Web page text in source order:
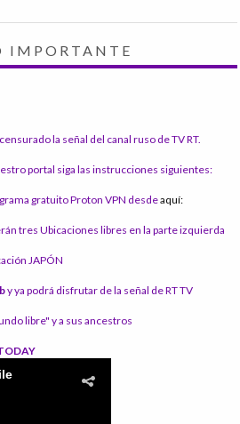
IMPORTANTE
la señal del canal ruso de TV RT.
portal siga las instrucciones siguientes:
gratuito Proton VPN desdeaquí:
tres Ubicaciones libres en la parte izquierda
JAPÓN
y ya podrá disfrutar de la señal de RT TV
libre" y a sus ancestros